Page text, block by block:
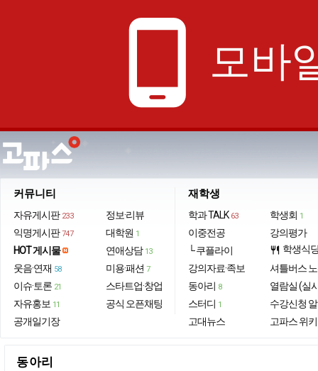
phone_android 모바
커뮤니티
자유게시판 233
익명게시판 747
HOT 게시물
웃음·연재 58
이슈·토론 21
자유홍보 11
공개일기장
정보·리뷰
대학원 1
연애상담 13
미용·패션 7
스타트업·창업
공식 오픈채팅
재학생
학과 TALK 63
이중전공
└ 쿠플라이
강의자료·족보
동아리 8
스터디 1
고대뉴스
학생회 1
강의평가
restaurant 학생식
셔틀버스
열람실 (실
수강신청
고파스 위키
동아리